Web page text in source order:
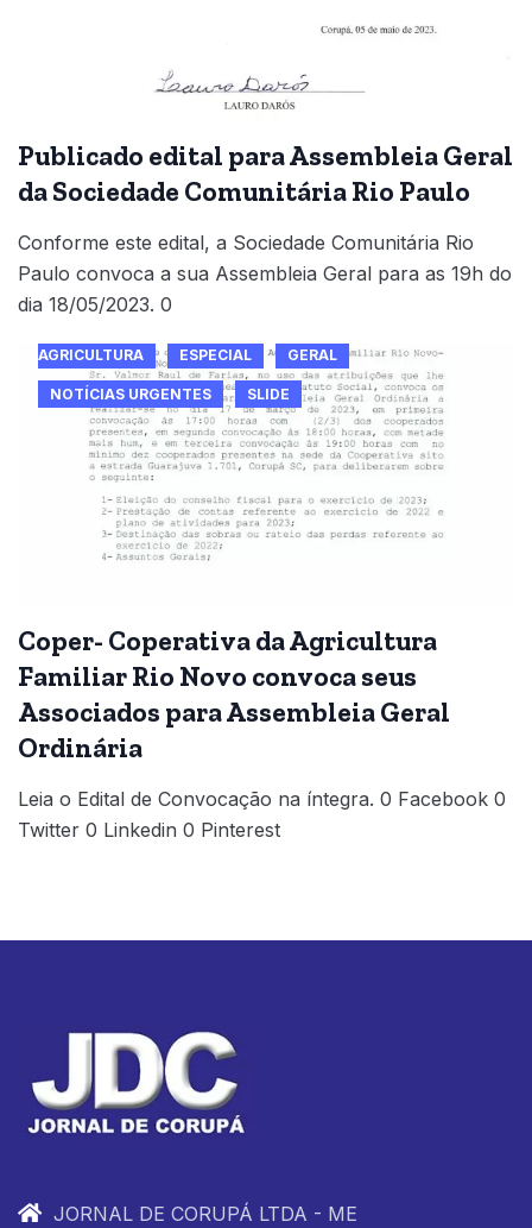
Publicado edital para Assembleia Geral
da Sociedade Comunitária Rio Paulo
Conforme este edital, a Sociedade Comunitária Rio
Paulo convoca a sua Assembleia Geral para as 19h do
dia 18/05/2023. 0
AGRICULTURA ESPECIAL GERAL
NOTÍCIAS URGENTES SLIDE
Coper- Coperativa da Agricultura
Familiar Rio Novo convoca seus
Associados para Assembleia Geral
Ordinária
Leia o Edital de Convocação na íntegra. 0 Facebook 0
Twitter 0 Linkedin 0 Pinterest
JORNAL DE CORUPÁ LTDA - ME